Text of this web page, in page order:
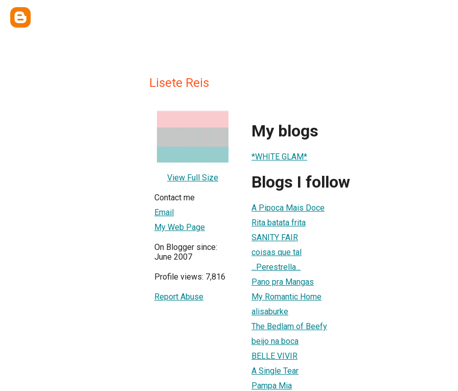
Lisete Reis
View Full Size
Contact me
Email
My Web Page
On Blogger since:
June 2007
Profile views: 7,816
Report Abuse
My blogs
*WHITE GLAM*
Blogs I follow
A Pipoca Mais Doce
Rita batata frita
SANITY FAIR
coisas que tal
...Perestrella...
Pano pra Mangas
My Romantic Home
alisaburke
The Bedlam of Beefy
beijo na boca
BELLE VIVIR
A Single Tear
Pampa Mia